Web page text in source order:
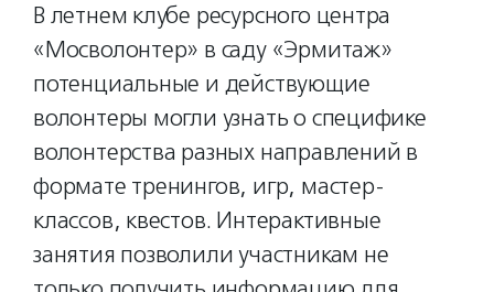
В летнем клубе ресурсного центра
«Мосволонтер» в саду «Эрмитаж»
потенциальные и действующие
волонтеры могли узнать о специфике
волонтерства разных направлений в
формате тренингов, игр, мастер-
классов, квестов. Интерактивные
занятия позволили участникам не